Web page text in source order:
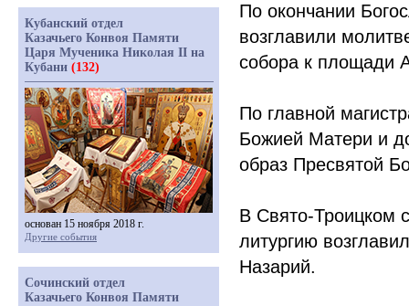
По окончании
возглавили
собора к площади
По главной
Божией Матери и
образ Пресвятой
В Свято-Троицком
литургию
Назарий.
Кубанский отдел
Казачьего Конвоя Памяти
Царя Мученика Николая II на
Кубани (132)
основан 15 ноября 2018 г.
Другие события
Сочинский отдел
Казачьего Конвоя Памяти